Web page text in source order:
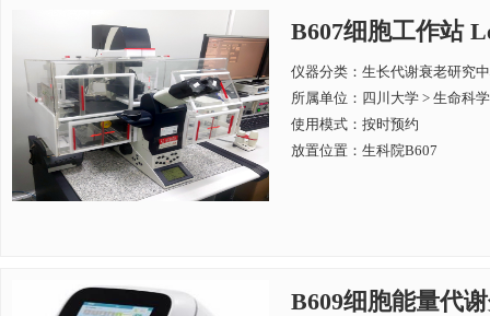
B607细胞工作站
仪器分类：生长代谢衰老研究
所属单位： 四川大学 > 生命科
使用模式：按时预约
放置位置：生科院B607
B609细胞能量代